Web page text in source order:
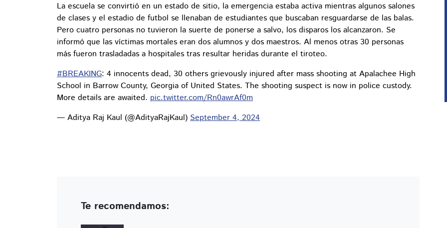
La escuela se convirtió en un estado de sitio, la emergencia estaba activa mientras algunos salones
de clases y el estadio de futbol se llenaban de estudiantes que buscaban resguardarse de las balas.
Pero cuatro personas no tuvieron la suerte de ponerse a salvo, los disparos los alcanzaron. Se
informó que las víctimas mortales eran dos alumnos y dos maestros. Al menos otras 30 personas
más fueron trasladadas a hospitales tras resultar heridas durante el tiroteo.
#BREAKING: 4 innocents dead, 30 others grievously injured after mass shooting at Apalachee High
School in Barrow County, Georgia of United States. The shooting suspect is now in police custody.
More details are awaited. pic.twitter.com/Rn0awrAf0m
— Aditya Raj Kaul (@AdityaRajKaul) September 4, 2024
Te recomendamos: